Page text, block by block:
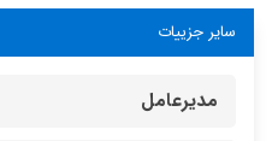
سایر جزییات
مدیرعامل